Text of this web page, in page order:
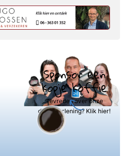
Sponsor een
kopje koffie
Tevreden over onze
dienstverlening? Klik hier!